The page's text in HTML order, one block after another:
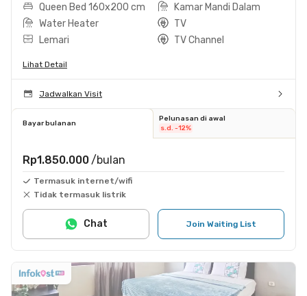
Queen Bed 160x200 cm
Kamar Mandi Dalam
Water Heater
TV
Lemari
TV Channel
Lihat Detail
Jadwalkan Visit
Bayar bulanan
Pelunasan di awal
s.d. -12%
Rp1.850.000 /bulan
Termasuk internet/wifi
Tidak termasuk listrik
Join Waiting List
Chat